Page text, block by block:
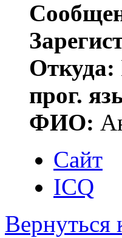
Откуда:
прог.
ФИО:
Сайт
ICQ
Вернуться